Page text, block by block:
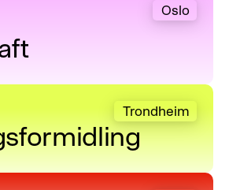
Oslo
Trondheim